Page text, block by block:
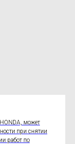
может
при снятии
работ по